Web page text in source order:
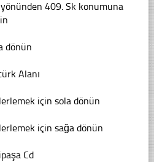
409. Sk konumuna
dönün
Alanı
için sola dönün
için sağa dönün
Cd